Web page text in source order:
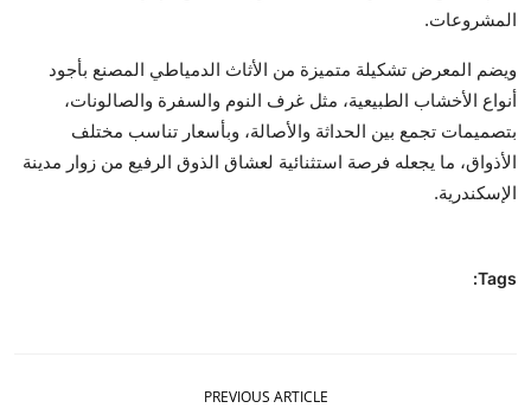
المشروعات.
ويضم المعرض تشكيلة متميزة من الأثاث الدمياطي المصنع بأجود
أنواع الأخشاب الطبيعية، مثل غرف النوم والسفرة والصالونات،
بتصميمات تجمع بين الحداثة والأصالة، وبأسعار تناسب مختلف
الأذواق، ما يجعله فرصة استثنائية لعشاق الذوق الرفيع من زوار مدينة
الإسكندرية.
Tags:
PREVIOUS ARTICLE